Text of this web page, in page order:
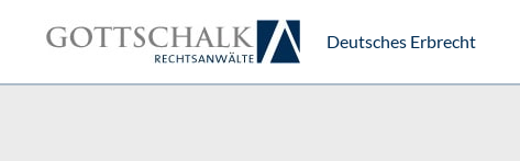
Deutsches Erbrecht